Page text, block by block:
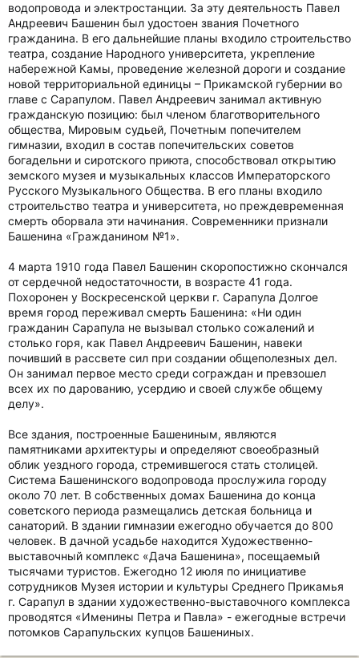
водопровода и электростанции. За эту деятельность Павел
Андреевич Башенин был удостоен звания Почетного
гражданина. В его дальнейшие планы входило строительство
театра, создание Народного университета, укрепление
набережной Камы, проведение железной дороги и создание
новой территориальной единицы – Прикамской губернии во
главе с Сарапулом. Павел Андреевич занимал активную
гражданскую позицию: был членом благотворительного
общества, Мировым судьей, Почетным попечителем
гимназии, входил в состав попечительских советов
богадельни и сиротского приюта, способствовал открытию
земского музея и музыкальных классов Императорского
Русского Музыкального Общества. В его планы входило
строительство театра и университета, но преждевременная
смерть оборвала эти начинания. Современники признали
Башенина «Гражданином №1».
4 марта 1910 года Павел Башенин скоропостижно скончался
от сердечной недостаточности, в возрасте 41 года.
Похоронен у Воскресенской церкви г. Сарапула Долгое
время город переживал смерть Башенина: «Ни один
гражданин Сарапула не вызывал столько сожалений и
столько горя, как Павел Андреевич Башенин, навеки
почивший в рассвете сил при создании общеполезных дел.
Он занимал первое место среди сограждан и превзошел
всех их по дарованию, усердию и своей службе общему
делу».
Все здания, построенные Башениным, являются
памятниками архитектуры и определяют своеобразный
облик уездного города, стремившегося стать столицей.
Система Башенинского водопровода прослужила городу
около 70 лет. В собственных домах Башенина до конца
советского периода размещались детская больница и
санаторий. В здании гимназии ежегодно обучается до 800
человек. В дачной усадьбе находится Художественно-
выставочный комплекс «Дача Башенина», посещаемый
тысячами туристов. Ежегодно 12 июля по инициативе
сотрудников Музея истории и культуры Среднего Прикамья
г. Сарапул в здании художественно-выставочного комплекса
проводятся «Именины Петра и Павла» - ежегодные встречи
потомков Сарапульских купцов Башениных.